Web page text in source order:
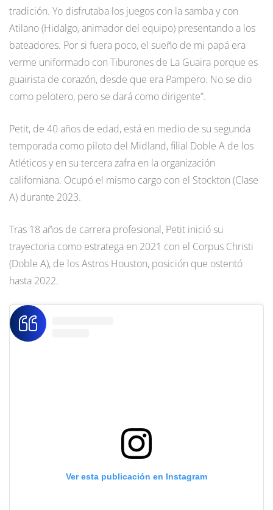
tradición. Yo disfrutaba los juegos con la samba y con
Atilano (Hidalgo, animador del equipo) presentando a los
bateadores. Por si fuera poco, el sueño de mi papá era
verme uniformado con Tiburones de La Guaira porque es
guairista de corazón, desde que era Pampero. No se dio
como pelotero, pero se dará como dirigente”.
Petit, de 40 años de edad, está en medio de su segunda
temporada como piloto del Midland, filial Doble A de los
Atléticos y en su tercera zafra en la organización
californiana. Ocupó el mismo cargo con el Stockton (Clase
A) durante 2023.
Tras 18 años de carrera profesional, Petit inició su
trayectoria como estratega en 2021 con el Corpus Christi
(Doble A), de los Astros Houston, posición que ostentó
hasta 2022.
Ver esta publicación en Instagram